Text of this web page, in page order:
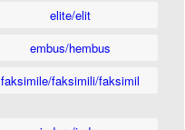
elite/elit
embus/hembus
faksimile/faksimili/faksimil